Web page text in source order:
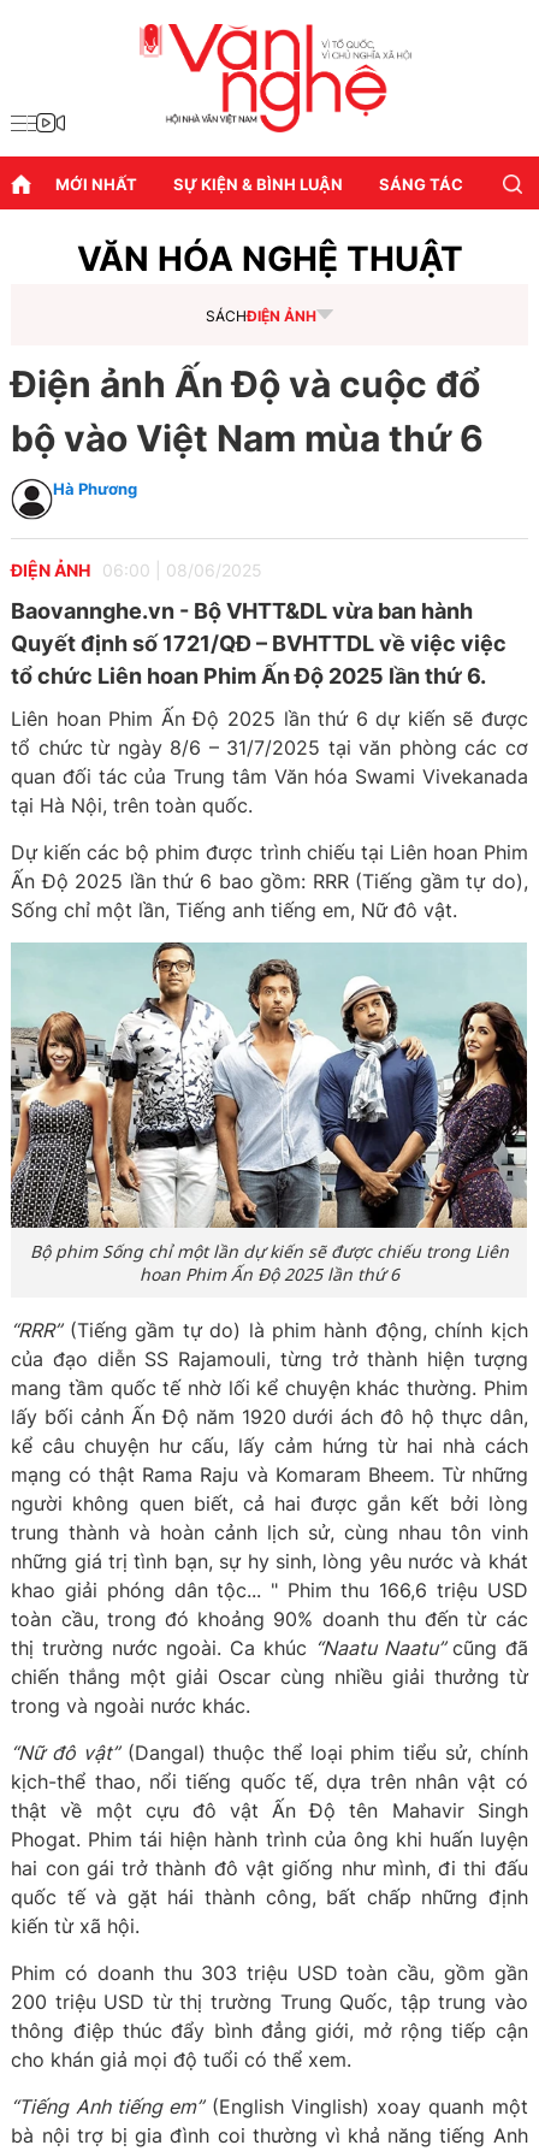
MỚI NHẤT SỰ KIỆN & BÌNH LUẬN SÁNG TÁC
VĂN HÓA NGHỆ THUẬT
SÁCHĐIỆN ẢNH
Điện ảnh Ấn Độ và cuộc đổ
bộ vào Việt Nam mùa thứ 6
Hà Phương
ĐIỆN ẢNH 06:00 08/06/2025
Baovannghe.vn - Bộ VHTT&DL vừa ban hành
Quyết định số 1721/QĐ – BVHTTDL về việc việc
tổ chức Liên hoan Phim Ấn Độ 2025 lần thứ 6.
Liên hoan Phim Ấn Độ 2025 lần thứ 6 dự kiến sẽ được
tổ chức từ ngày 8/6 – 31/7/2025 tại văn phòng các cơ
quan đối tác của Trung tâm Văn hóa Swami Vivekanada
tại Hà Nội, trên toàn quốc.
Dự kiến các bộ phim được trình chiếu tại Liên hoan Phim
Ấn Độ 2025 lần thứ 6 bao gồm: RRR (Tiếng gầm tự do),
Sống chỉ một lần, Tiếng anh tiếng em, Nữ đô vật.
Bộ phim Sống chỉ một lần dự kiến sẽ được chiếu trong Liên
hoan Phim Ấn Độ 2025 lần thứ 6
“RRR”(Tiếng gầm tự do) là phim hành động, chính kịch
của đạo diễn SS Rajamouli, từng trở thành hiện tượng
mang tầm quốc tế nhờ lối kể chuyện khác thường. Phim
lấy bối cảnh Ấn Độ năm 1920 dưới ách đô hộ thực dân,
kể câu chuyện hư cấu, lấy cảm hứng từ hai nhà cách
mạng có thật Rama Raju và Komaram Bheem. Từ những
người không quen biết, cả hai được gắn kết bởi lòng
trung thành và hoàn cảnh lịch sử, cùng nhau tôn vinh
những giá trị tình bạn, sự hy sinh, lòng yêu nước và khát
khao giải phóng dân tộc... " Phim thu 166,6 triệu USD
toàn cầu, trong đó khoảng 90% doanh thu đến từ các
thị trường nước ngoài. Ca khúc “Naatu Naatu” cũng đã
chiến thắng một giải Oscar cùng nhiều giải thưởng từ
trong và ngoài nước khác.
“Nữ đô vật”(Dangal) thuộc thể loại phim tiểu sử, chính
kịch-thể thao, nổi tiếng quốc tế, dựa trên nhân vật có
thật về một cựu đô vật Ấn Độ tên Mahavir Singh
Phogat. Phim tái hiện hành trình của ông khi huấn luyện
hai con gái trở thành đô vật giống như mình, đi thi đấu
quốc tế và gặt hái thành công, bất chấp những định
kiến từ xã hội.
Phim có doanh thu 303 triệu USD toàn cầu, gồm gần
200 triệu USD từ thị trường Trung Quốc, tập trung vào
thông điệp thúc đẩy bình đẳng giới, mở rộng tiếp cận
cho khán giả mọi độ tuổi có thể xem.
“Tiếng Anh tiếng em”(English Vinglish) xoay quanh một
bà nội trợ bị gia đình coi thường vì khả năng tiếng Anh